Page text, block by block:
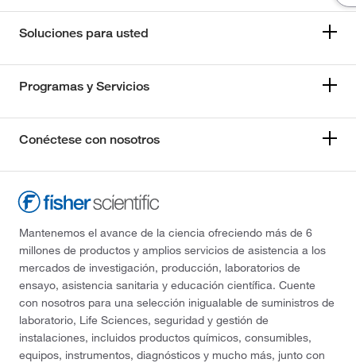
Soluciones para usted
Programas y Servicios
Conéctese con nosotros
Mantenemos el avance de la ciencia ofreciendo más de 6
millones de productos y amplios servicios de asistencia a los
mercados de investigación, producción, laboratorios de
ensayo, asistencia sanitaria y educación científica. Cuente
con nosotros para una selección inigualable de suministros de
laboratorio, Life Sciences, seguridad y gestión de
instalaciones, incluidos productos químicos, consumibles,
equipos, instrumentos, diagnósticos y mucho más, junto con